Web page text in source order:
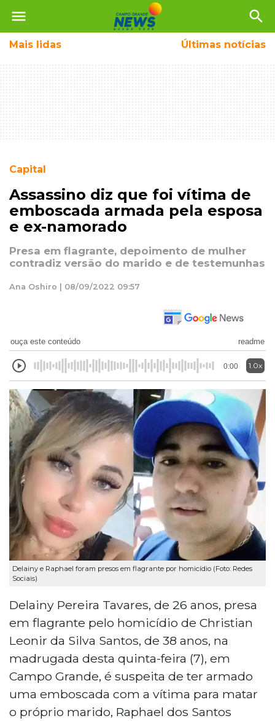
menu search
Mais lidas Últimas notícias
Capital
Assassino diz que foi vítima de
emboscada armada pela esposa
e ex-namorado
Presa em flagrante, depoimento de mulher
contradiz versão do marido e de testemunhas
Ana Oshiro | 08/09/2022 09:57
ouça este conteúdo readme
0:00 1.0x
Delainy e Raphael foram presos em flagrante por homicídio (Foto: Redes
Sociais)
Delainy Pereira Tavares, de 26 anos, presa
em flagrante pelo homicídio de Christian
Leonir da Silva Santos, de 38 anos, na
madrugada desta quinta-feira (7), em
Campo Grande, é suspeita de ter armado
uma emboscada com a vítima para matar
o próprio marido, Raphael dos Santos